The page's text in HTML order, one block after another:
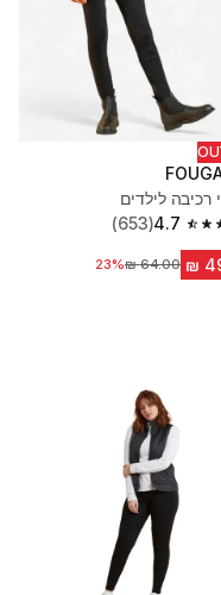
רכיבה לילדים
4.7
(653)
מחיר לפני הנחה‏64.00 ₪
23%